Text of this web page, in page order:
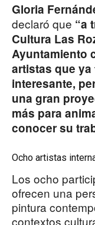
Gloria
declaró que “a
Cultura Las
Ayuntamiento
artistas que
interesante,
una gran
más para
conocer su
Ocho artistas
Los ocho
ofrecen una
pintura
contextos